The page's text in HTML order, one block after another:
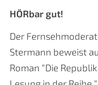
HÖRbar gut!
Der
Stermann beweist
Roman “Die